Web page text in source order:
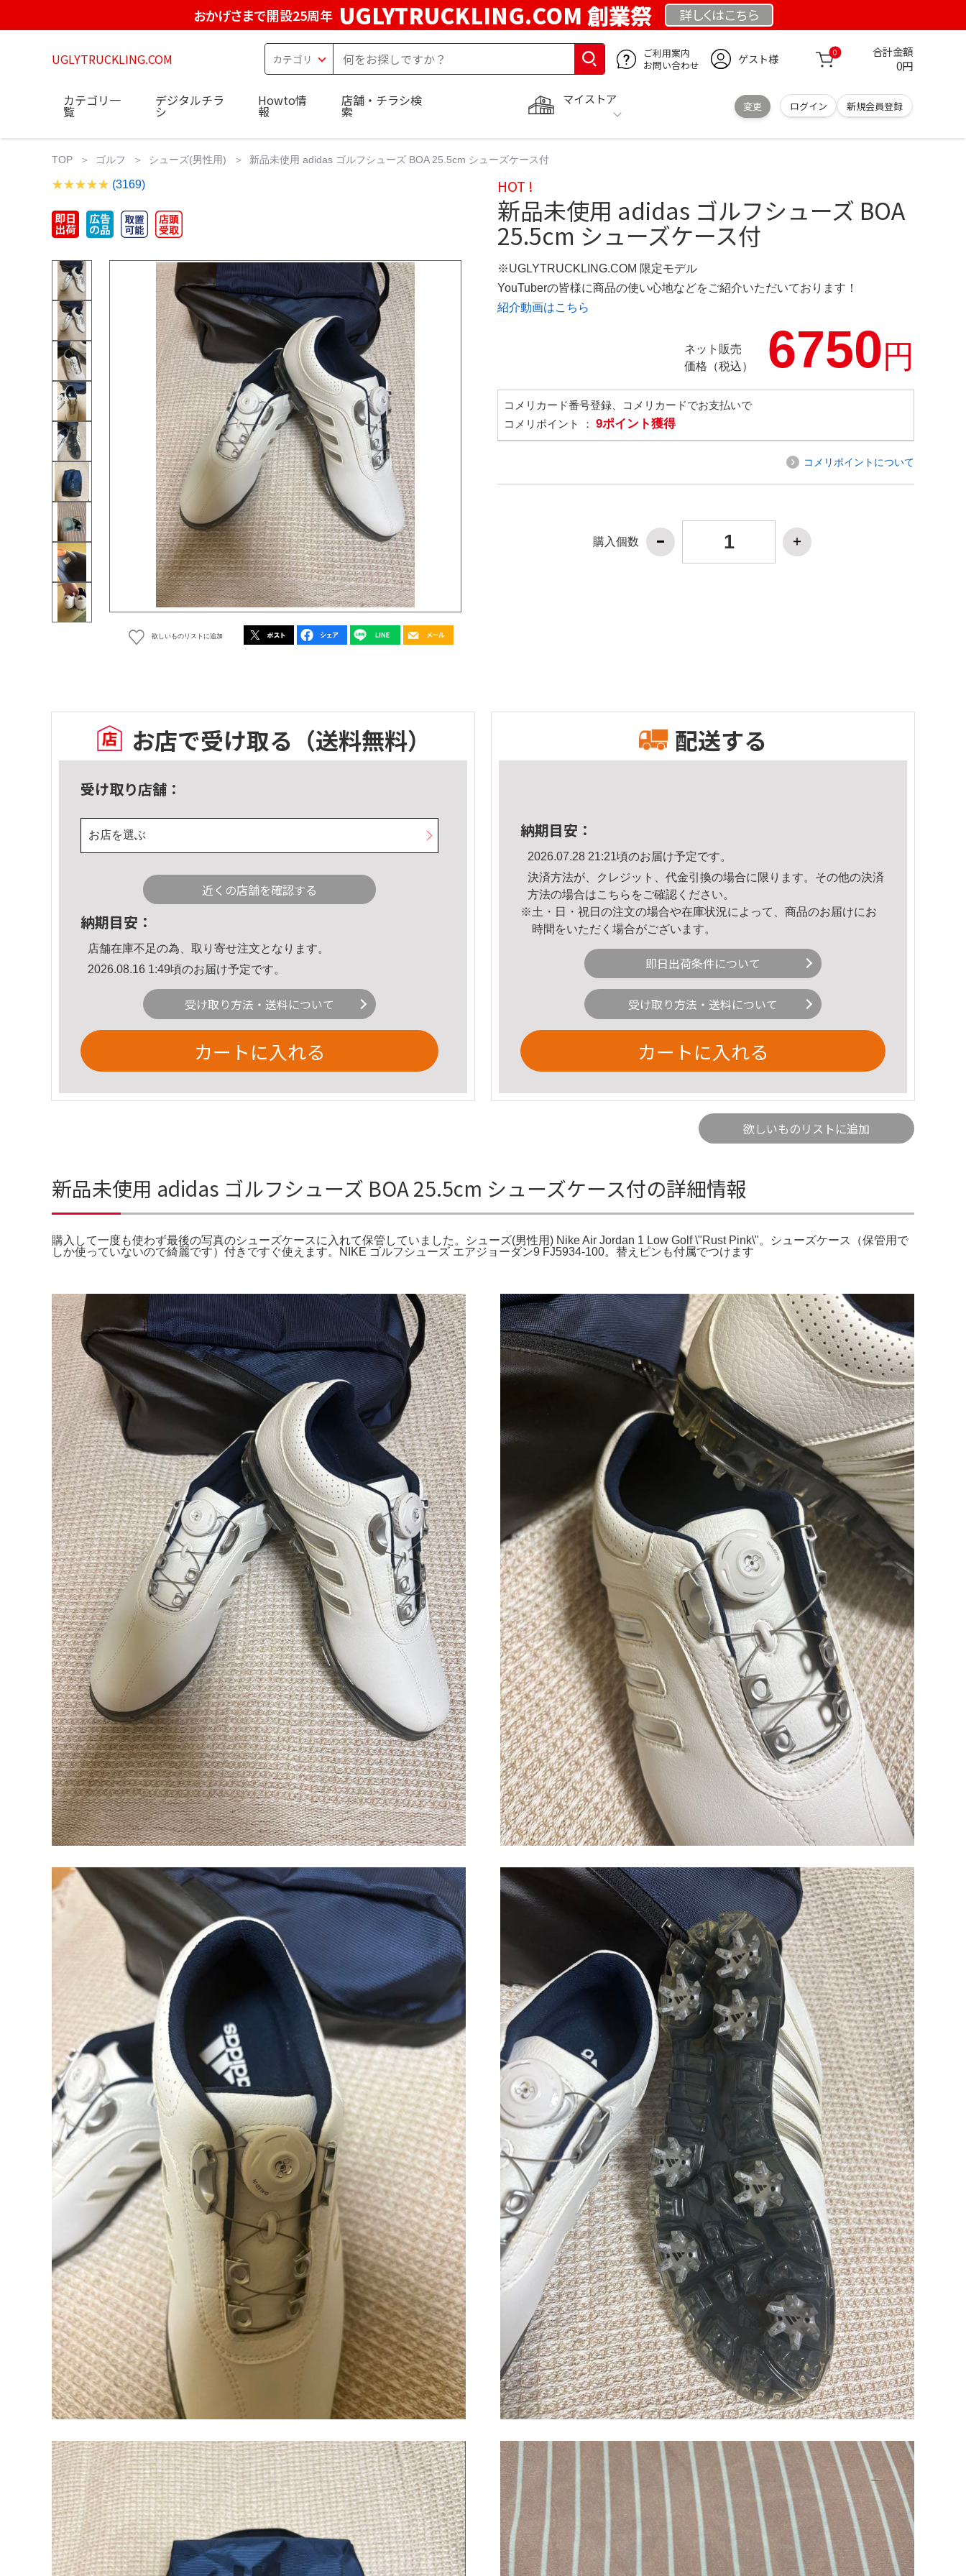
おかげさまで開設25周年 UGLYTRUCKLING.COM 創業祭 詳しくはこちら
UGLYTRUCKLING.COM
ご利用案内
お問い合わせ
ゲスト様 0 合計金額
0円
マイストア
変更 ログイン 新規会員登録
カテゴリ一
覧
デジタルチラ
シ
Howto情
報
店舗・チラシ検
索
TOP ゴルフ シューズ(男性用) 新品未使用 adidas ゴルフシューズ BOA 25.5cm シューズケース付
(3169)
欲しいものリストに追加
HOT !
新品未使用 adidas ゴルフシューズ BOA
25.5cm シューズケース付
※UGLYTRUCKLING.COM 限定モデル
YouTuberの皆様に商品の使い心地などをご紹介いただいております！
紹介動画はこちら
ネット販売
価格（税込）
6750円
コメリカード番号登録、コメリカードでお支払いで
コメリポイント ： 9ポイント獲得
コメリポイントについて
購入個数
お店で受け取る （送料無料）
受け取り店舗：
お店を選ぶ
近くの店舗を確認する
納期目安：
店舗在庫不足の為、取り寄せ注文となります。
2026.08.16 1:49頃のお届け予定です。
受け取り方法・送料について
カートに入れる
配送する
納期目安：
2026.07.28 21:21頃のお届け予定です。
決済方法が、クレジット、代金引換の場合に限ります。その他の決済
方法の場合はこちら をご確認ください。
※土・日・祝日の注文の場合や在庫状況によって、商品のお届けにお
時間をいただく場合がございます。
即日出荷条件について
受け取り方法・送料について
カートに入れる
欲しいものリストに追加
新品未使用 adidas ゴルフシューズ BOA 25.5cm シューズケース付の詳細情報
購入して一度も使わず最後の写真のシューズケースに入れて保管していました。シューズ(男性用) Nike Air Jordan 1 Low Golf \"Rust Pink\"。シューズケース（保管用で
しか使っていないので綺麗です）付きですぐ使えます。NIKE ゴルフシューズ エアジョーダン9 FJ5934-100。替えピンも付属でつけます